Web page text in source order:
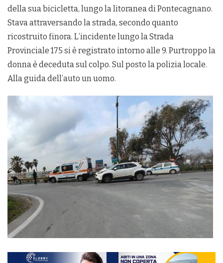
della sua bicicletta, lungo la litoranea di Pontecagnano.
Stava attraversando la strada, secondo quanto
ricostruito finora. L’incidente lungo la Strada
Provinciale 175 si è registrato intorno alle 9. Purtroppo la
donna è deceduta sul colpo. Sul posto la polizia locale.
Alla guida dell’auto un uomo.